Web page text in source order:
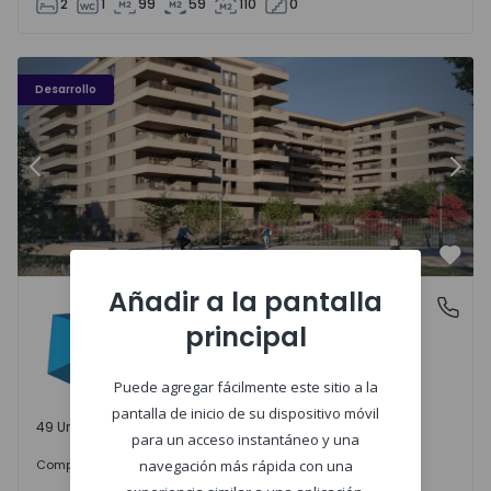
2 1 99 59 110 0
Desarrollo
PLENO JARDIM - 3
Anterior
Águas Santas, PortoPLENO JARDIM
Águas Santas, Porto
49 Unidades disponibles
Comprar 242.000 €
Añadir a la pantalla
principal
Puede agregar fácilmente este sitio a la
pantalla de inicio de su dispositivo móvil
para un acceso instantáneo y una
navegación más rápida con una